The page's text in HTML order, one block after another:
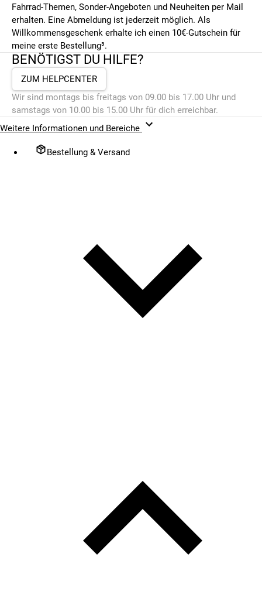
Fahrrad-Themen, Sonder-Angeboten und Neuheiten per Mail
erhalten. Eine Abmeldung ist jederzeit möglich. Als
Willkommensgeschenk erhalte ich einen 10€-Gutschein für
meine erste Bestellung³.
BENÖTIGST DU HILFE?
ZUM HELPCENTER
Wir sind montags bis freitags von 09.00 bis 17.00 Uhr und
samstags von 10.00 bis 15.00 Uhr für dich erreichbar.
Weitere Informationen und Bereiche
Bestellung & Versand